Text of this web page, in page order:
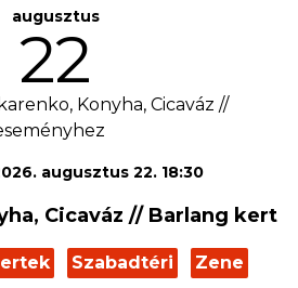
augusztus
22
augusztus 22. 18:30
Cicaváz // Barlang kert
Szabadtéri Zene